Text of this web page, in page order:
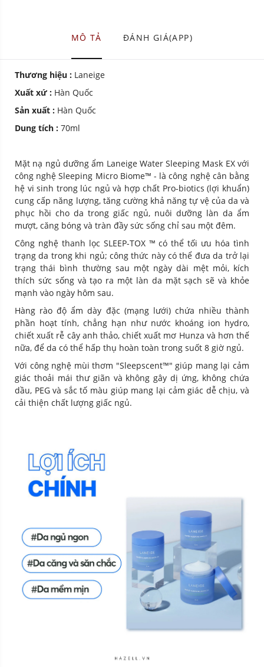
MÔ TẢ ĐÁNH GIÁ(APP)
Thương hiệu : Laneige
Xuất xứ : Hàn Quốc
Sản xuất : Hàn Quốc
Dung tích : 70ml
Mặt nạ ngủ dưỡng ẩm Laneige Water Sleeping Mask EX với
công nghệ Sleeping Micro Biome™ - là công nghệ cân bằng
hệ vi sinh trong lúc ngủ và hợp chất Pro-biotics (lợi khuẩn)
cung cấp năng lượng, tăng cường khả năng tự vệ của da và
phục hồi cho da trong giấc ngủ, nuôi dưỡng làn da ẩm
mượt, căng bóng và tràn đầy sức sống chỉ sau một đêm.
Công nghệ thanh lọc SLEEP-TOX ™ có thể tối ưu hóa tình
trạng da trong khi ngủ; công thức này có thể đưa da trở lại
trạng thái bình thường sau một ngày dài mệt mỏi, kích
thích sức sống và tạo ra một làn da mặt sạch sẽ và khỏe
mạnh vào ngày hôm sau.
Hàng rào độ ẩm dày đặc (mạng lưới) chứa nhiều thành
phần hoạt tính, chẳng hạn như nước khoáng ion hydro,
chiết xuất rễ cây anh thảo, chiết xuất mơ Hunza và hơn thế
nữa, để da có thể hấp thụ hoàn toàn trong suốt 8 giờ ngủ.
Với công nghệ mùi thơm "Sleepscent™" giúp mang lại cảm
giác thoải mái thư giãn và không gây dị ứng, không chứa
dầu, PEG và sắc tố màu giúp mang lại cảm giác dễ chịu, và
cải thiện chất lượng giấc ngủ.